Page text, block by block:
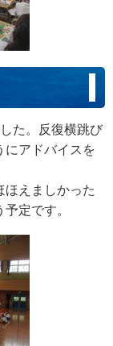
た。反復横跳び
にアドバイスを
ほえましかった
定です。